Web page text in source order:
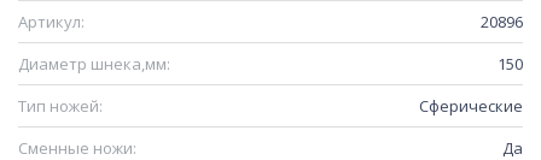
Артикул:
20896
Диаметр шнека,мм:
150
Тип ножей:
Сферические
Сменные ножи:
Да